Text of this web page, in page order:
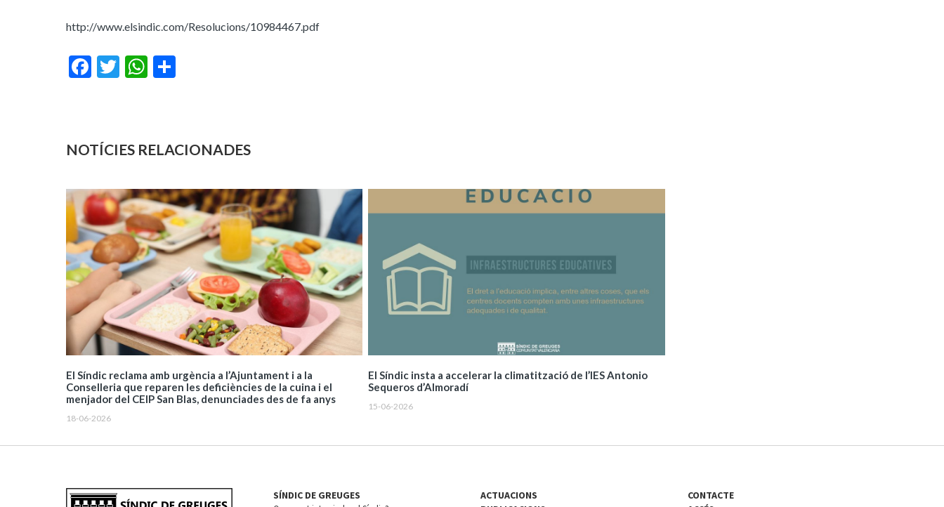
http://www.elsindic.com/Resolucions/10984467.pdf
Facebook
Twitter WhatsApp
NOTÍCIES RELACIONADES
El Síndic reclama amb urgència a l’Ajuntament i a la
Conselleria que reparen les deficiències de la cuina i el
menjador del CEIP San Blas, denunciades des de fa anys
18-06-2026
El Síndic insta a accelerar la climatització de l’IES Antonio
Sequeros d’Almoradí
15-06-2026
SÍNDIC DE GREUGES
ACTUACIONS
CONTACTE